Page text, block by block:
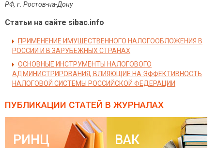
РФ, г. Ростов-на-Дону
Статьи на сайте sibac.info
ПРИМЕНЕНИЕ ИМУЩЕСТВЕННОГО НАЛОГООБЛОЖЕНИЯ В
РОССИИ И В ЗАРУБЕЖНЫХ СТРАНАХ
ОСНОВНЫЕ ИНСТРУМЕНТЫ НАЛОГОВОГО
АДМИНИСТРИРОВАНИЯ, ВЛИЯЮЩИЕ НА ЭФФЕКТИВНОСТЬ
НАЛОГОВОЙ СИСТЕМЫ РОССИЙСКОЙ ФЕДЕРАЦИИ
ПУБЛИКАЦИИ СТАТЕЙ В ЖУРНАЛАХ
РИНЦ ВАК